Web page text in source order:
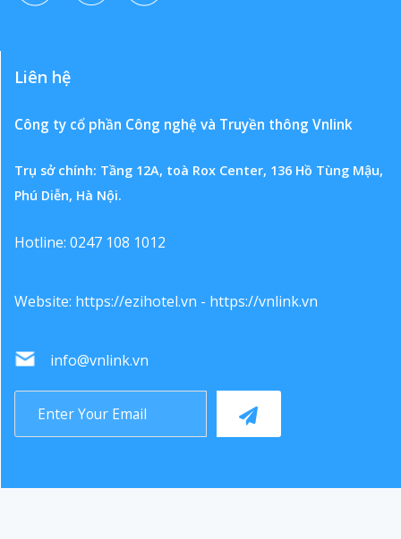
Liên hệ
Công ty cổ phần Công nghệ và Truyền thông Vnlink
Trụ sở chính: Tầng 12A, toà Rox Center, 136 Hồ Tùng Mậu,
Phú Diễn, Hà Nội.
Hotline: 0247 108 1012
Website: https://ezihotel.vn - https://vnlink.vn
info@vnlink.vn